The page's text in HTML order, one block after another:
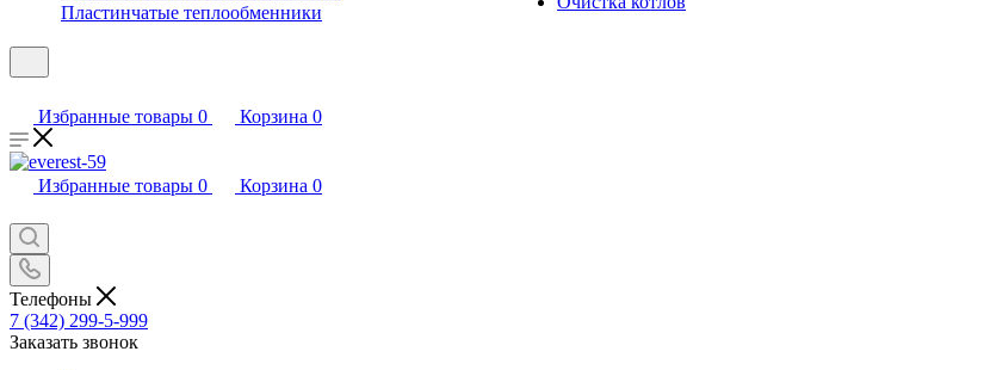
Пластинчатые теплообменники
Избранные товары 0 Корзина 0
Избранные товары 0 Корзина 0
Телефоны
7 (342) 299-5-999
Заказать звонок